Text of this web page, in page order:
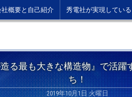
社概要と自己紹介 秀電社が実現している
る最も大きな構造物』で活躍
ち！
2019年10月1日 火曜日